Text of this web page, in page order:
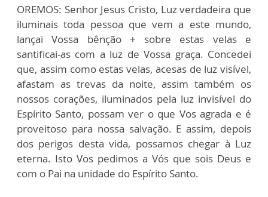
OREMOS: Senhor Jesus Cristo, Luz verdadeira que
iluminais toda pessoa que vem a este mundo,
lançai Vossa bênção + sobre estas velas e
santificai-as com a luz de Vossa graça. Concedei
que, assim como estas velas, acesas de luz visível,
afastam as trevas da noite, assim também os
nossos corações, iluminados pela luz invisível do
Espírito Santo, possam ver o que Vos agrada e é
proveitoso para nossa salvação. E assim, depois
dos perigos desta vida, possamos chegar à Luz
eterna. Isto Vos pedimos a Vós que sois Deus e
com o Pai na unidade do Espírito Santo.